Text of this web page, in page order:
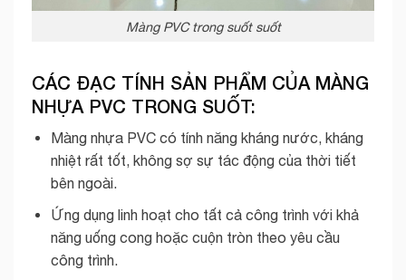
Màng PVC trong suốt suốt
CÁC ĐẠC TÍNH SẢN PHẨM CỦA MÀNG
NHỰA PVC TRONG SUỐT:
Màng nhựa PVC có tính năng kháng nước, kháng
nhiệt rất tốt, không sợ sự tác động của thời tiết
bên ngoài.
Ứng dụng linh hoạt cho tất cả công trình với khả
năng uống cong hoặc cuộn tròn theo yêu cầu
công trình.